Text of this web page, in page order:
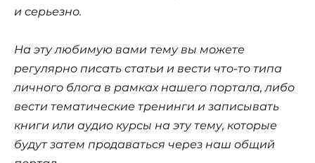
и серьезно.
На эту любимую вами тему вы можете
регулярно писать статьи и вести что-то типа
личного блога в рамках нашего портала, либо
вести тематические тренинги и записывать
книги или аудио курсы на эту тему, которые
будут затем продаваться через наш общий